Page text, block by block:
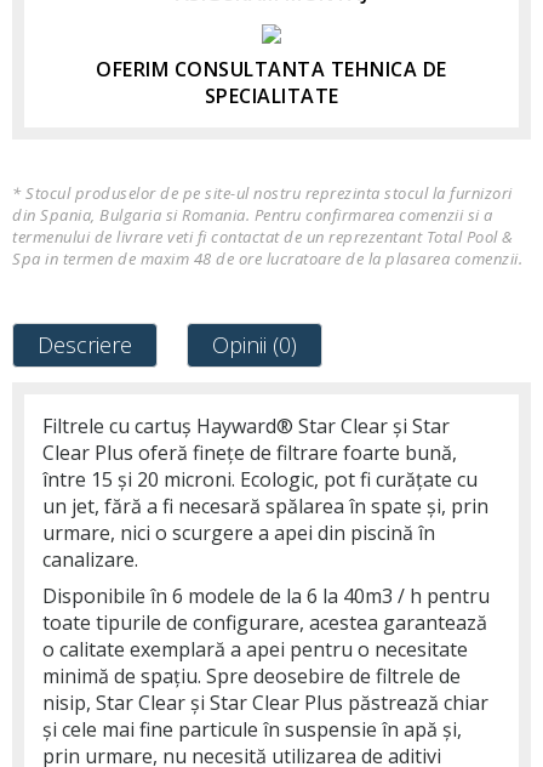
OFERIM CONSULTANTA TEHNICA DE
SPECIALITATE
* Stocul produselor de pe site-ul nostru reprezinta stocul la furnizori
din Spania, Bulgaria si Romania. Pentru confirmarea comenzii si a
termenului de livrare veti fi contactat de un reprezentant Total Pool &
Spa in termen de maxim 48 de ore lucratoare de la plasarea comenzii.
Descriere Opinii (0)
Filtrele cu cartuș Hayward® Star Clear și Star
Clear Plus oferă finețe de filtrare foarte bună,
între 15 și 20 microni. Ecologic, pot fi curățate cu
un jet, fără a fi necesară spălarea în spate și, prin
urmare, nici o scurgere a apei din piscină în
canalizare.
Disponibile în 6 modele de la 6 la 40m3 / h pentru
toate tipurile de configurare, acestea garantează
o calitate exemplară a apei pentru o necesitate
minimă de spațiu. Spre deosebire de filtrele de
nisip, Star Clear și Star Clear Plus păstrează chiar
și cele mai fine particule în suspensie în apă și,
prin urmare, nu necesită utilizarea de aditivi